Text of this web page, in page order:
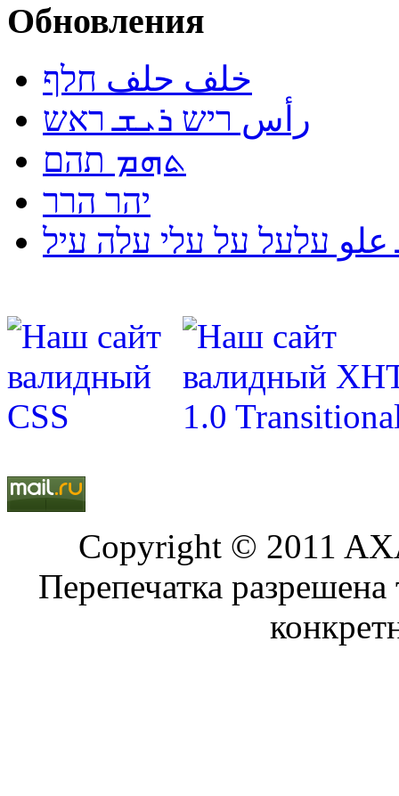
Обновления
خلف حلف חלף
رأس ריש ܪܝܫ ראש
ܬܗܡ תהם
יהר הרר
עלעל על עלי עלה עיל
Copyright © 2011
Перепечатка